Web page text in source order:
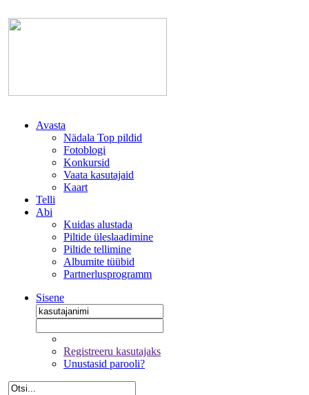
Avasta
Nädala Top pildid
Fotoblogi
Konkursid
Vaata kasutajaid
Kaart
Telli
Abi
Kuidas alustada
Piltide üleslaadimine
Piltide tellimine
Albumite tüübid
Partnerlusprogramm
Sisene
Registreeru kasutajaks
Unustasid parooli?